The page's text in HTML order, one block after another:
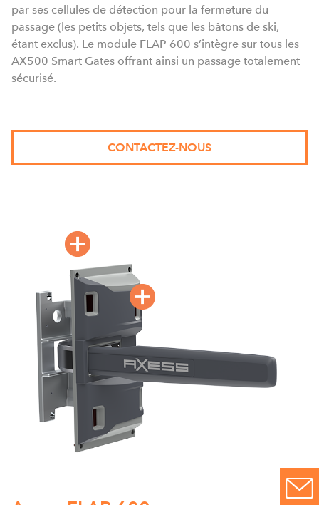
par ses cellules de détection pour la fermeture du
passage (les petits objets, tels que les bâtons de ski,
étant exclus). Le module FLAP 600 s’intègre sur tous les
AX500 Smart Gates offrant ainsi un passage totalement
sécurisé.
CONTACTEZ-NOUS